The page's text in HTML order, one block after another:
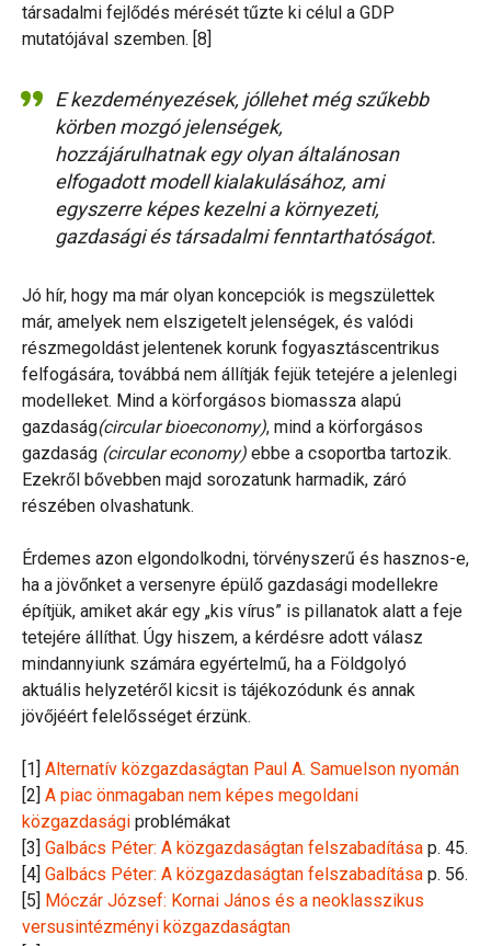
társadalmi fejlődés mérését tűzte ki célul a GDP
mutatójával szemben. [8]
E kezdeményezések, jóllehet még szűkebb
körben mozgó jelenségek,
hozzájárulhatnak egy olyan általánosan
elfogadott modell kialakulásához, ami
egyszerre képes kezelni a környezeti,
gazdasági és társadalmi fenntarthatóságot.
Jó hír, hogy ma már olyan koncepciók is megszülettek
már, amelyek nem elszigetelt jelenségek, és valódi
részmegoldást jelentenek korunk fogyasztáscentrikus
felfogására, továbbá nem állítják fejük tetejére a jelenlegi
modelleket. Mind a körforgásos biomassza alapú
gazdaság(circular bioeconomy), mind a körforgásos
gazdaság (circular economy) ebbe a csoportba tartozik.
Ezekről bővebben majd sorozatunk harmadik, záró
részében olvashatunk.
Érdemes azon elgondolkodni, törvényszerű és hasznos-e,
ha a jövőnket a versenyre épülő gazdasági modellekre
építjük, amiket akár egy „kis vírus” is pillanatok alatt a feje
tetejére állíthat. Úgy hiszem, a kérdésre adott válasz
mindannyiunk számára egyértelmű, ha a Földgolyó
aktuális helyzetéről kicsit is tájékozódunk és annak
jövőjéért felelősséget érzünk.
[1] Alternatív közgazdaságtan Paul A. Samuelson nyomán
[2] A piac önmagaban nem képes megoldani
közgazdasági problémákat
[3] Galbács Péter: A közgazdaságtan felszabadítása p. 45.
[4] Galbács Péter: A közgazdaságtan felszabadítása p. 56.
[5] Móczár József: Kornai János és a neoklasszikus
versusintézményi közgazdaságtan